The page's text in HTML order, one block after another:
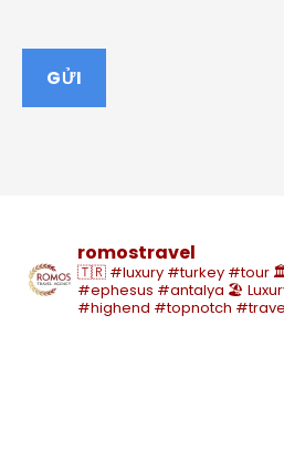
romostravel
🇹🇷 #luxury #turkey #tour
#ephesus #antalya 🏖️
#highend #topnotch